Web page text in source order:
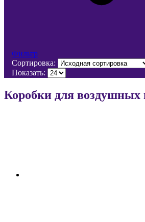
Фильтр
Сортировка:
Показать:
Коробки для воздушных